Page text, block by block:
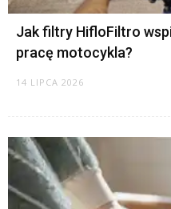
Jak filtry HifloFiltro
pracę motocykla?
14 LIPCA 2026